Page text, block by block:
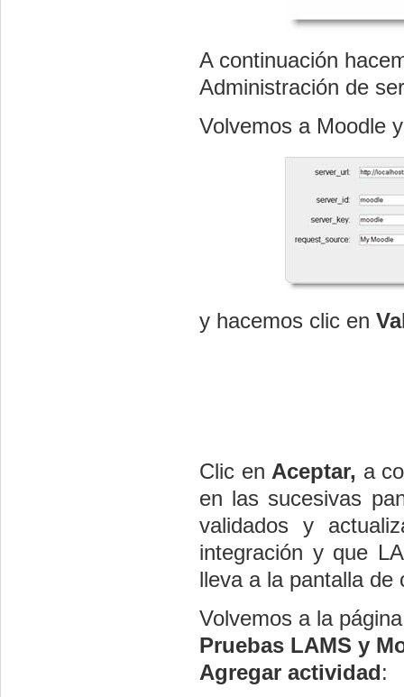
A continuación
Administración de
Volvemos a Moodle
y hacemos clic en
Clic en Aceptar, a
en las sucesivas
validados y
integración y que
lleva a la pantalla de
Volvemos a la
Pruebas LAMS y
Agregar actividad: